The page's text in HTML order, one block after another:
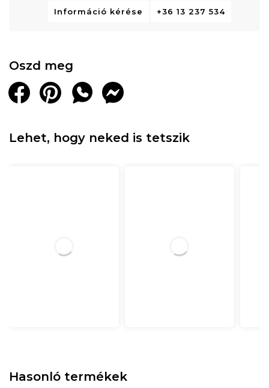
Információ kérése +36 13 237 534
Oszd meg
Lehet, hogy neked is tetszik
Hasonló termékek